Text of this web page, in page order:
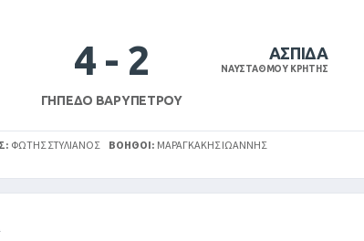
4 - 2
ΓΉΠΕΔΟ ΒΑΡΥΠΈΤΡΟΥ
ΑΣΠΙΔΑ
ΝΑΥΣΤΑΘΜΟΥ ΚΡΗΤΗΣ
ΦΩΤΗΣ ΣΤΥΛΙΑΝΟΣ ΒΟΗΘΟΊ: ΜΑΡΑΓΚΆΚΗΣ ΙΩΆΝΝΗΣ